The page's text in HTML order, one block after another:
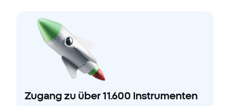
Zugang zu über 11.600 Instrumenten